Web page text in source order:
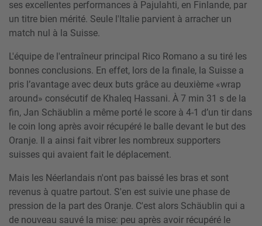
ses excellentes performances à Pajulahti, en Finlande, par
un titre bien mérité. Seule l'Italie parvient à arracher un
match nul à la Suisse.
L'équipe de l'entraîneur principal Rico Romano a su tiré les
bonnes conclusions. En effet, lors de la finale, la Suisse a
pris l’avantage avec deux buts grâce au deuxième «wrap
around» consécutif de Khaleq Hassani. À 7 min 31 s de la
fin, Jan Schäublin a même porté le score à 4-1 d’un tir dans
le coin long après avoir récupéré le balle devant le but des
Oranje. Il a ainsi fait vibrer les nombreux supporters
suisses qui avaient fait le déplacement.
Mais les Néerlandais n'ont pas baissé les bras et sont
revenus à quatre partout. S'en est suivie une phase de
pression de la part des Oranje. C'est alors Schäublin qui a
de nouveau sauvé la mise: peu après avoir récupéré le